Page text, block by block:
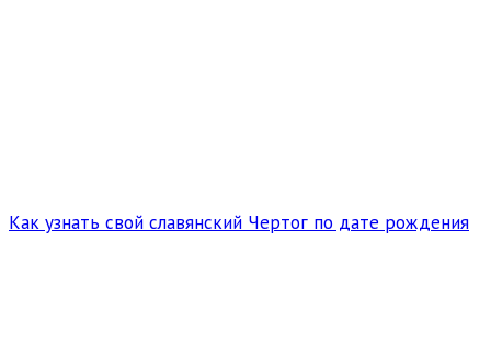
Как узнать свой славянский Чертог по дате рождения